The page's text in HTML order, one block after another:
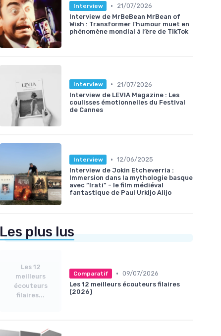
Interview •
21/07/2026
Interview de MrBeBean MrBean of
Wish : Transformer l’humour muet en
phénomène mondial à l’ère de TikTok
Interview •
21/07/2026
Interview de LEVIA Magazine : Les
coulisses émotionnelles du Festival
de Cannes
Interview • 12/06/2025
Interview de Jokin Etcheverria :
Immersion dans la mythologie basque
avec “Irati” - le film médiéval
fantastique de Paul Urkijo Alijo
Les plus lus
Les 12
meilleurs
écouteurs
filaires...
Comparatif • 09/07/2026
Les 12 meilleurs écouteurs filaires
(2026)